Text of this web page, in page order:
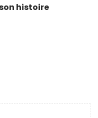
histoire